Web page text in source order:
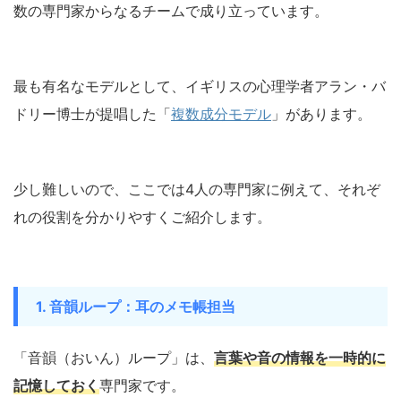
数の専門家からなるチームで成り立っています。
最も有名なモデルとして、イギリスの心理学者アラン・バ
ドリー博士が提唱した「複数成分モデル 」があります。
少し難しいので、ここでは4人の専門家に例えて、それぞ
れの役割を分かりやすくご紹介します。
1. 音韻ループ：耳のメモ帳担当
「音韻（おいん）ループ」は、 言葉や音の情報を一時的に
記憶しておく専門家です。